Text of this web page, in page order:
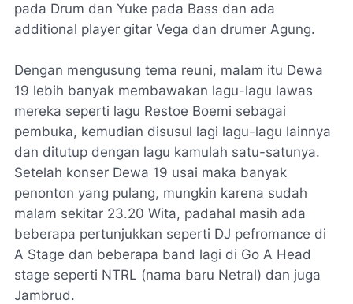
pada Drum dan Yuke pada Bass dan ada
additional player gitar Vega dan drumer Agung.
Dengan mengusung tema reuni, malam itu Dewa
19 lebih banyak membawakan lagu-lagu lawas
mereka seperti lagu Restoe Boemi sebagai
pembuka, kemudian disusul lagi lagu-lagu lainnya
dan ditutup dengan lagu kamulah satu-satunya.
Setelah konser Dewa 19 usai maka banyak
penonton yang pulang, mungkin karena sudah
malam sekitar 23.20 Wita, padahal masih ada
beberapa pertunjukkan seperti DJ pefromance di
A Stage dan beberapa band lagi di Go A Head
stage seperti NTRL (nama baru Netral) dan juga
Jambrud.